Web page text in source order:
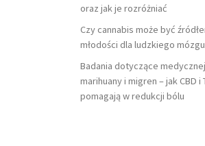
oraz jak je rozróżniać
Czy cannabis może być
młodości dla ludzkiego
Badania dotyczące medycznej
marihuany i migren – jak CBD i
pomagają w redukcji bólu